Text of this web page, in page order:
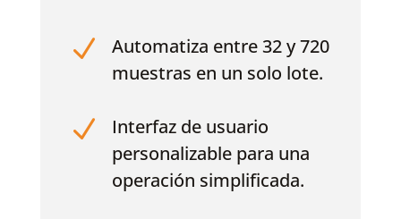
N
Automatiza entre 32 y 720
muestras en un solo lote.
N
Interfaz de usuario
personalizable para una
operación simplificada.